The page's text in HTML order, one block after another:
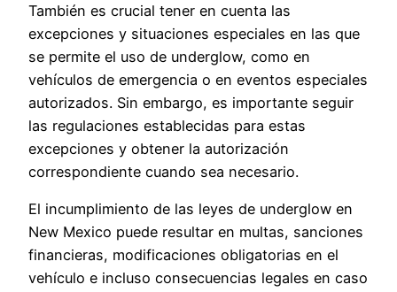
También es crucial tener en cuenta las
excepciones y situaciones especiales en las que
se permite el uso de underglow, como en
vehículos de emergencia o en eventos especiales
autorizados. Sin embargo, es importante seguir
las regulaciones establecidas para estas
excepciones y obtener la autorización
correspondiente cuando sea necesario.
El incumplimiento de las leyes de underglow en
New Mexico puede resultar en multas, sanciones
financieras, modificaciones obligatorias en el
vehículo e incluso consecuencias legales en caso